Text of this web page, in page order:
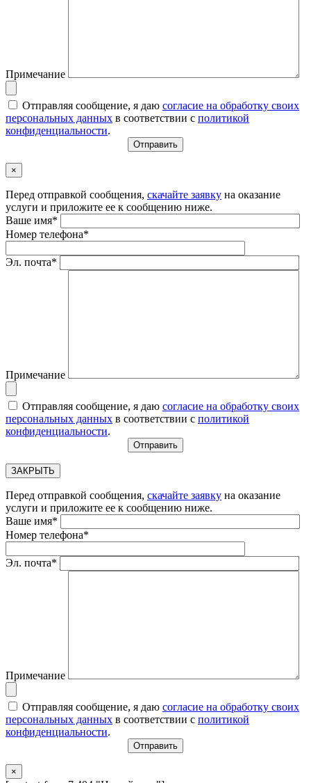
Примечание
Отправляя сообщение, я даю согласие на обработку своих
персональных данных в соответствии с политикой
конфиденциальности.
×
Перед отправкой сообщения, скачайте заявку на оказание
услуги и приложите ее к сообщению ниже.
Ваше имя*
Номер телефона*
Эл. почта*
Примечание
Отправляя сообщение, я даю согласие на обработку своих
персональных данных в соответствии с политикой
конфиденциальности.
ЗАКРЫТЬ
Перед отправкой сообщения, скачайте заявку на оказание
услуги и приложите ее к сообщению ниже.
Ваше имя*
Номер телефона*
Эл. почта*
Примечание
Отправляя сообщение, я даю согласие на обработку своих
персональных данных в соответствии с политикой
конфиденциальности.
×